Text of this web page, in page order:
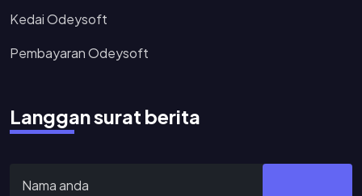
Kedai Odeysoft
Pembayaran Odeysoft
Langgan surat berita